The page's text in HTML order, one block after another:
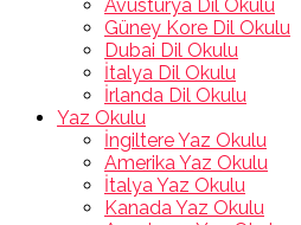
Avusturya Dil Okulu
Güney Kore Dil Okulu
Dubai Dil Okulu
İtalya Dil Okulu
İrlanda Dil Okulu
Yaz Okulu
İngiltere Yaz Okulu
Amerika Yaz Okulu
İtalya Yaz Okulu
Kanada Yaz Okulu